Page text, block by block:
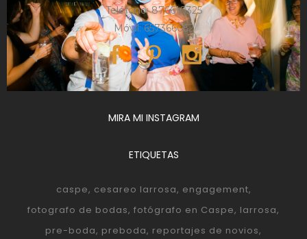
Teléfono: 876610325
Móvil: 657366052
MIRA MI INSTAGRAM
ETIQUETAS
caspe cesareo larrosa engagement
fotografo de bodas fotógrafo en Caspe larrosa
pre-boda preboda reportajes de novios